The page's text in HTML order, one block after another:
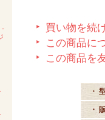
-
買い物を続
この商品に
この商品を
・
・